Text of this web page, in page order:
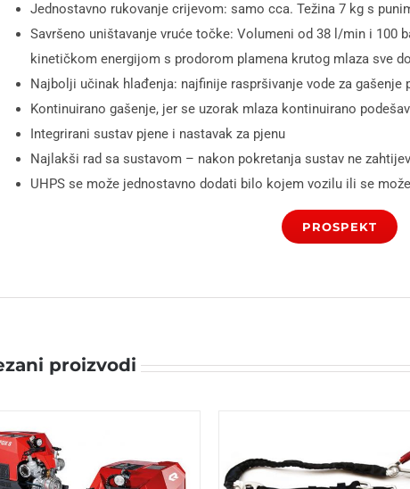
Jednostavno rukovanje crijevom: samo cca. Težina 7 kg s
Savršeno uništavanje vruće točke: Volumeni od 38 l/min i 100
kinetičkom energijom s prodorom plamena krutog mlaza sve
Najbolji učinak hlađenja: najfinije raspršivanje vode za gašenje
Kontinuirano gašenje, jer se uzorak mlaza kontinuirano
Integrirani sustav pjene i nastavak za pjenu
Najlakši rad sa sustavom – nakon pokretanja sustav ne
UHPS se može jednostavno dodati bilo kojem vozilu ili se
PROSPEKT
proizvodi